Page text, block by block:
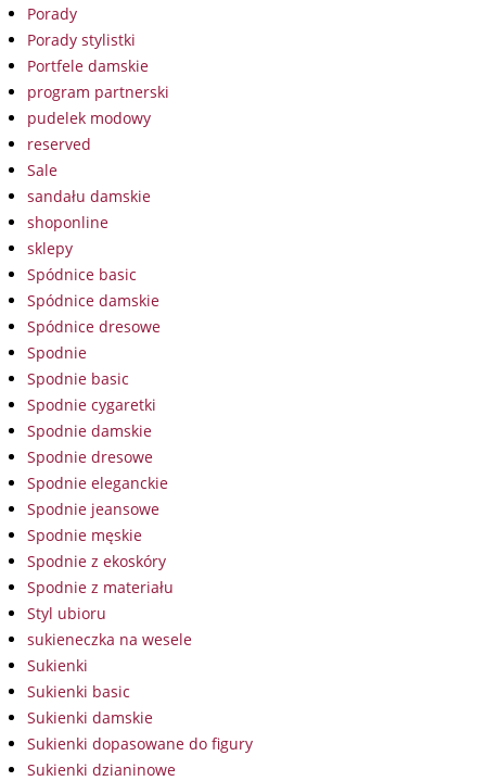
Porady
Porady stylistki
Portfele damskie
program partnerski
pudelek modowy
reserved
Sale
sandału damskie
shoponline
sklepy
Spódnice basic
Spódnice damskie
Spódnice dresowe
Spodnie
Spodnie basic
Spodnie cygaretki
Spodnie damskie
Spodnie dresowe
Spodnie eleganckie
Spodnie jeansowe
Spodnie męskie
Spodnie z ekoskóry
Spodnie z materiału
Styl ubioru
sukieneczka na wesele
Sukienki
Sukienki basic
Sukienki damskie
Sukienki dopasowane do figury
Sukienki dzianinowe